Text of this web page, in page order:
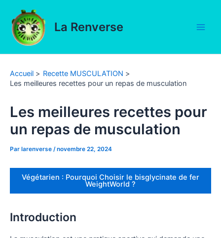
contenu
La Renverse
Accueil
Recette MUSCULATION
Les meilleures recettes pour un repas de musculation
Les meilleures recettes pour
un repas de musculation
Par larenverse /novembre 22, 2024
Végétarien : Pourquoi Choisir le bisglycinate de fer
WeightWorld ?
Introduction